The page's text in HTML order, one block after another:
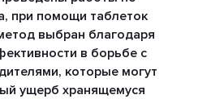
при помощи таблеток
выбран благодаря
в борьбе с
которые могут
ущерб хранящемуся